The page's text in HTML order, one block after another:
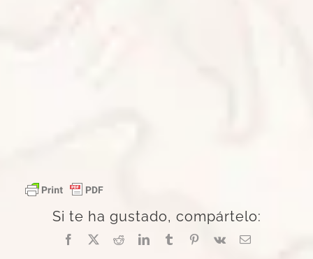
Si te ha gustado, compártelo:
Facebook
X RedditLinkedInTumblrPinterest
Vk
Correo